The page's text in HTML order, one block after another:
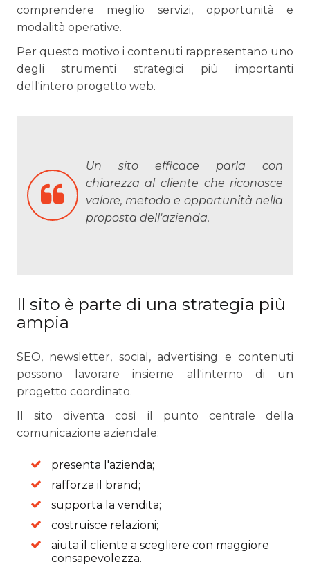
comprendere meglio servizi, opportunità e
modalità operative.
Per questo motivo i contenuti rappresentano uno
degli strumenti strategici più importanti
dell'intero progetto web.
Un sito efficace parla con
chiarezza al cliente che riconosce
valore, metodo e opportunità nella
proposta dell'azienda.
Il sito è parte di una strategia più
ampia
SEO, newsletter, social, advertising e contenuti
possono lavorare insieme all'interno di un
progetto coordinato.
Il sito diventa così il punto centrale della
comunicazione aziendale:
presenta l'azienda;
rafforza il brand;
supporta la vendita;
costruisce relazioni;
aiuta il cliente a scegliere con maggiore
consapevolezza.